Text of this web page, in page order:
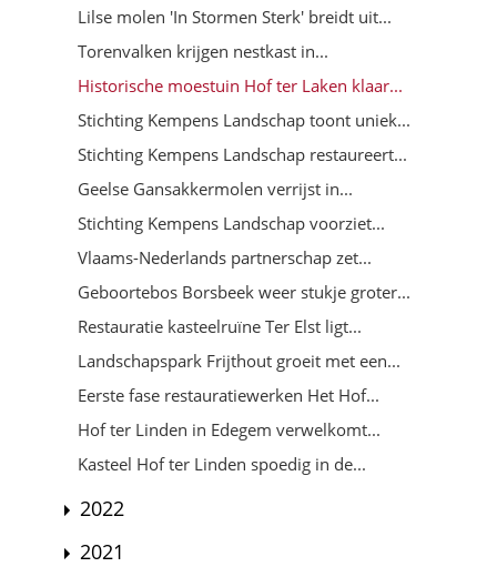
Lilse molen 'In Stormen Sterk' breidt uit...
Torenvalken krijgen nestkast in...
Historische moestuin Hof ter Laken klaar...
Stichting Kempens Landschap toont uniek...
Stichting Kempens Landschap restaureert...
Geelse Gansakkermolen verrijst in...
Stichting Kempens Landschap voorziet...
Vlaams-Nederlands partnerschap zet...
Geboortebos Borsbeek weer stukje groter...
Restauratie kasteelruïne Ter Elst ligt...
Landschapspark Frijthout groeit met een...
Eerste fase restauratiewerken Het Hof...
Hof ter Linden in Edegem verwelkomt...
Kasteel Hof ter Linden spoedig in de...
2022
2021